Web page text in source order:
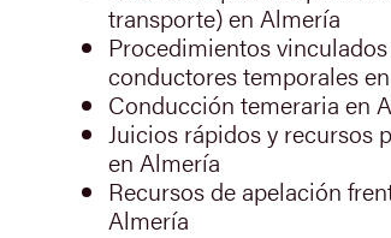
transporte) en Almería
Procedimientos
conductores temporales
Conducción temeraria en
Juicios rápidos y recursos
en Almería
Recursos de apelación
Almería